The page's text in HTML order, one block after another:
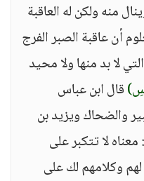
منه ولكن له العاقبة
أن عاقبة الصبر الفرج
التي لا بد منها ولا محيد
قال ابن عباس
والضحاك ويزيد بن
لا تتكبر على
وكلامهم لك على